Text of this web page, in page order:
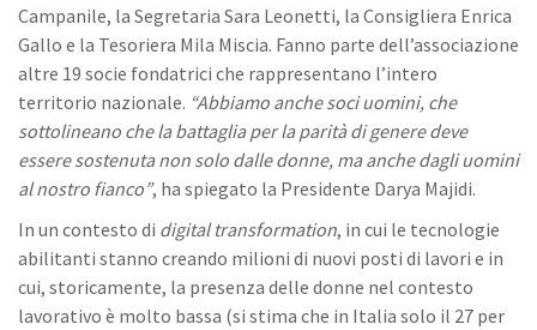
Campanile, la Segretaria Sara Leonetti, la Consigliera Enrica
Gallo e la Tesoriera Mila Miscia. Fanno parte dell’associazione
altre 19 socie fondatrici che rappresentano l’intero
territorio nazionale. “Abbiamo anche soci uomini, che
sottolineano che la battaglia per la parità di genere deve
essere sostenuta non solo dalle donne, ma anche dagli uomini
al nostro fianco”, ha spiegato la Presidente Darya Majidi.
In un contesto di digital transformation, in cui le tecnologie
abilitanti stanno creando milioni di nuovi posti di lavori e in
cui, storicamente, la presenza delle donne nel contesto
lavorativo è molto bassa (si stima che in Italia solo il 27 per